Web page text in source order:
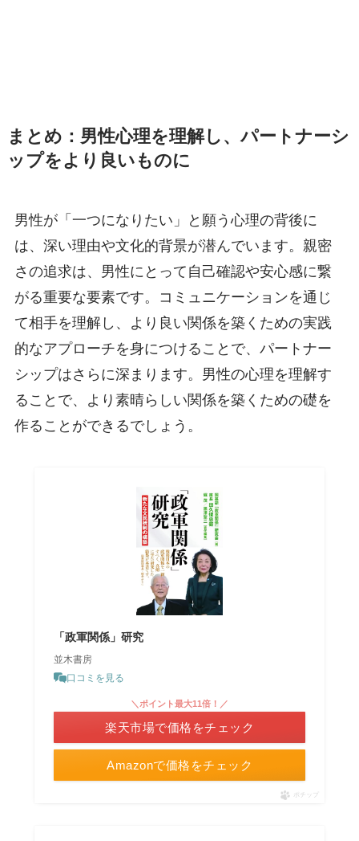
まとめ：男性心理を理解し、パートナーシ
ップをより良いものに
男性が「一つになりたい」と願う心理の背後に
は、深い理由や文化的背景が潜んでいます。親密
さの追求は、男性にとって自己確認や安心感に繋
がる重要な要素です。コミュニケーションを通じ
て相手を理解し、より良い関係を築くための実践
的なアプローチを身につけることで、パートナー
シップはさらに深まります。男性の心理を理解す
ることで、より素晴らしい関係を築くための礎を
作ることができるでしょう。
「政軍関係」研究
並木書房
口コミを見る
Amazonで価格をチェック
＼ポイント最大11倍！／
楽天市場で価格をチェック
ポチップ